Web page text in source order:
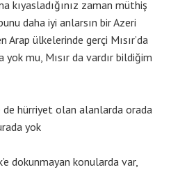
kıyasladığınız zaman müthiş
daha iyi anlarsın bir Azeri
ülkelerinde gerçi Mısır’da
yok mu, Mısır da vardır bildiğim
de hürriyet olan alanlarda orada
yok
dokunmayan konularda var,